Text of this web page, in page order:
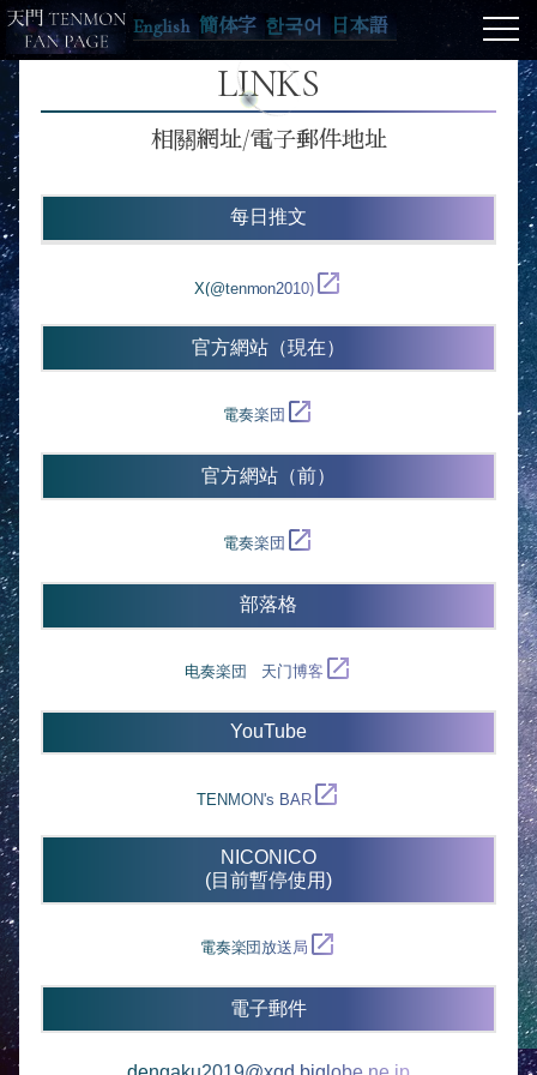
English 簡体字 한국어 日本語
LINKS
相關網址/電子郵件地址
每日推文
X(@tenmon2010) open_in_new
官方網站（現在）
電奏楽団 open_in_new
官方網站（前）
電奏楽団 open_in_new
部落格
电奏楽団 天门博客 open_in_new
YouTube
TENMON's BARopen_in_new
NICONICO
(目前暫停使用)
電奏楽団放送局 open_in_new
電子郵件